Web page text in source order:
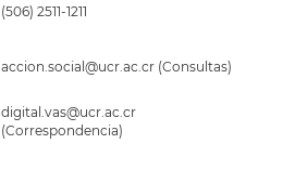
(506) 2511-1211
accion.social@ucr.ac.cr (Consultas)
digital.vas@ucr.ac.cr
(Correspondencia)